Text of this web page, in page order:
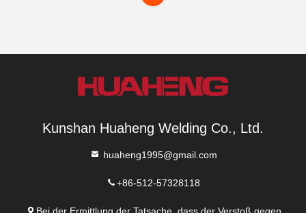
Kunshan Huaheng Welding Co., Ltd.
huaheng1995@gmail.com
+86-512-57328118